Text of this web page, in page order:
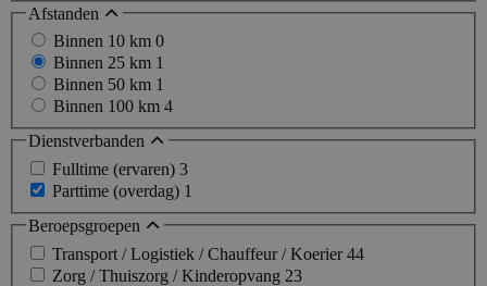
Afstanden
Binnen 10 km 0
Binnen 25 km 1
Binnen 50 km 1
Binnen 100 km 4
Dienstverbanden
Fulltime (ervaren) 3
Parttime (overdag) 1
Beroepsgroepen
Transport / Logistiek / Chauffeur / Koerier44
Zorg / Thuiszorg / Kinderopvang 23